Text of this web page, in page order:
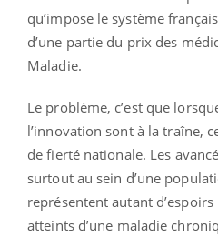
qu’impose le système
d’une partie du prix des
Maladie.
Le problème, c’est que
l’innovation sont à la traîne,
de fierté nationale. Les
surtout au sein d’une
représentent autant
atteints d’une maladie